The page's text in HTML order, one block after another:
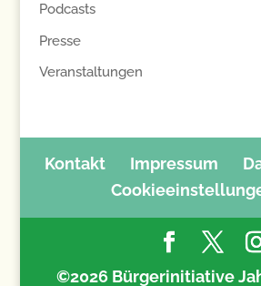
Podcasts
Presse
Veranstaltungen
Kontakt Impressum
©2026 Bürgerinitiative